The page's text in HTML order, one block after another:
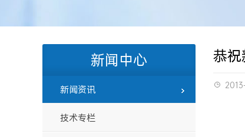
恭
新闻中心
新闻资讯
技术专栏